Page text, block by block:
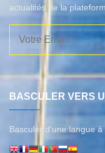
actualités de la
BASCULER VERS
Basculer d'une langue